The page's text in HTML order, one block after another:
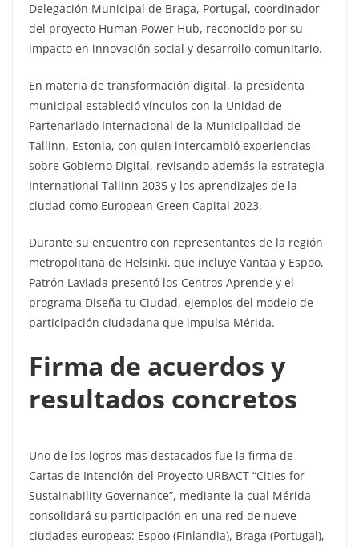
Delegación Municipal de Braga, Portugal, coordinador
del proyecto Human Power Hub, reconocido por su
impacto en innovación social y desarrollo comunitario.
En materia de transformación digital, la presidenta
municipal estableció vínculos con la Unidad de
Partenariado Internacional de la Municipalidad de
Tallinn, Estonia, con quien intercambió experiencias
sobre Gobierno Digital, revisando además la estrategia
International Tallinn 2035 y los aprendizajes de la
ciudad como European Green Capital 2023.
Durante su encuentro con representantes de la región
metropolitana de Helsinki, que incluye Vantaa y Espoo,
Patrón Laviada presentó los Centros Aprende y el
programa Diseña tu Ciudad, ejemplos del modelo de
participación ciudadana que impulsa Mérida.
Firma de acuerdos y
resultados concretos
Uno de los logros más destacados fue la firma de
Cartas de Intención del Proyecto URBACT “Cities for
Sustainability Governance”, mediante la cual Mérida
consolidará su participación en una red de nueve
ciudades europeas: Espoo (Finlandia), Braga (Portugal),